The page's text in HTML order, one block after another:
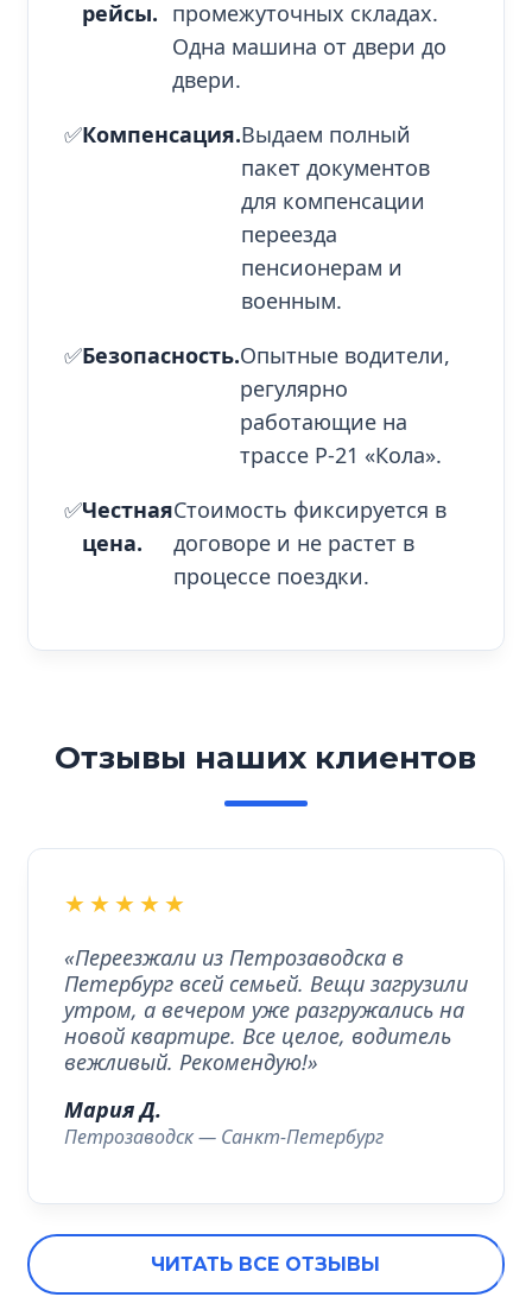
рейсы. промежуточных складах.
Одна машина от двери до
двери.
✅Компенсация.Выдаем полный
пакет документов
для компенсации
переезда
пенсионерам и
военным.
✅Безопасность.Опытные водители,
регулярно
работающие на
трассе Р-21 «Кола».
✅Честная
цена.
Стоимость фиксируется в
договоре и не растет в
процессе поездки.
Отзывы наших клиентов
★★★★★
«Переезжали из Петрозаводска в
Петербург всей семьей. Вещи загрузили
утром, а вечером уже разгружались на
новой квартире. Все целое, водитель
вежливый. Рекомендую!»
Мария Д.
Петрозаводск — Санкт-Петербург
ЧИТАТЬ ВСЕ ОТЗЫВЫ